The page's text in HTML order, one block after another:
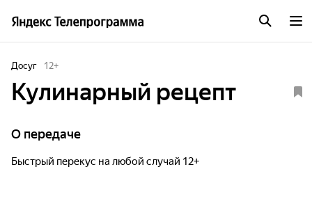
Досуг 12+
Кулинарный рецепт
О передаче
Быстрый перекус на любой случай 12+